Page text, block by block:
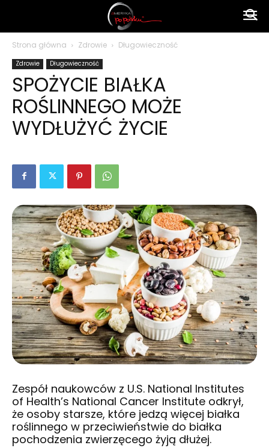
polsku
Strona główna Zdrowie Długowieczność
Zdrowie Długowieczność
SPOŻYCIE BIAŁKA
ROŚLINNEGO MOŻE
WYDŁUŻYĆ ŻYCIE
Zespół naukowców z U.S. National Institutes
of Health’s National Cancer Institute odkrył,
że osoby starsze, które jedzą więcej białka
roślinnego w przeciwieństwie do białka
pochodzenia zwierzęcego żyją dłużej.